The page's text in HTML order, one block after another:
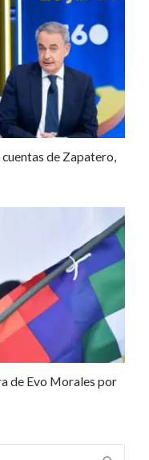
de Zapatero,
de Evo Morales por